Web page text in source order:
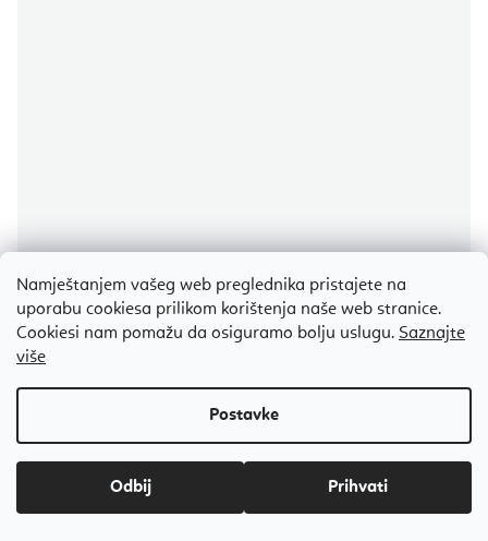
Namještanjem vašeg web preglednika pristajete na
uporabu cookiesa prilikom korištenja naše web stranice.
Cookiesi nam pomažu da osiguramo bolju uslugu. Saznajte
više
Odbij
€92,90